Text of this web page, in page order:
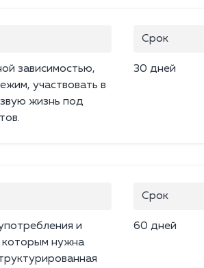
зависимостью,
участвовать в
жизнь под
Срок
30 дней
и
которым нужна
Срок
60 дней